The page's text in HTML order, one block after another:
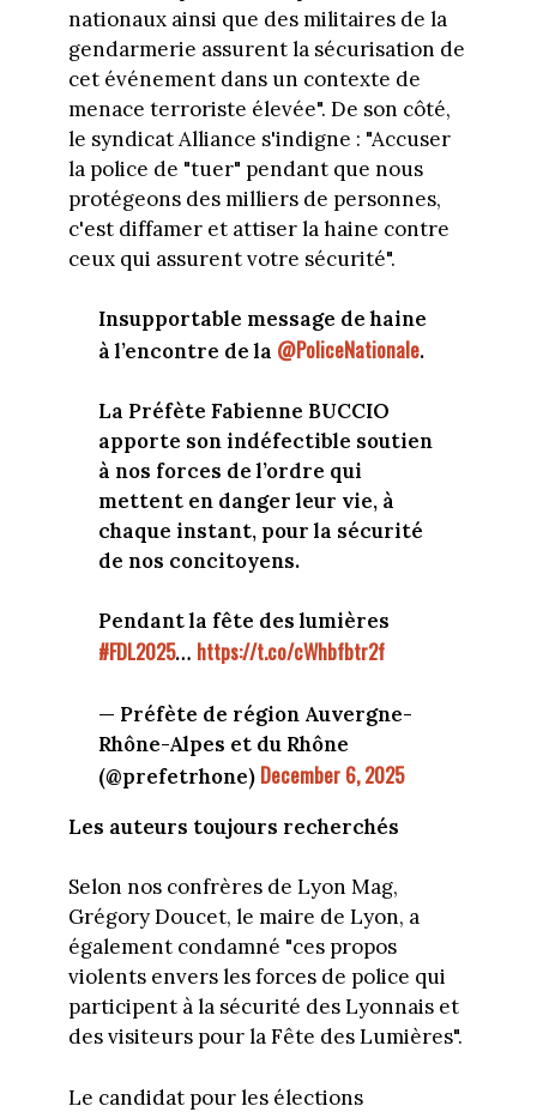
nationaux ainsi que des militaires de la
gendarmerie assurent la sécurisation de
cet événement dans un contexte de
menace terroriste élevée". De son côté,
le syndicat Alliance s'indigne : "Accuser
la police de "tuer" pendant que nous
protégeons des milliers de personnes,
c'est diffamer et attiser la haine contre
ceux qui assurent votre sécurité".
Insupportable message de haine
à l’encontre de la @PoliceNationale.
La Préfète Fabienne BUCCIO
apporte son indéfectible soutien
à nos forces de l’ordre qui
mettent en danger leur vie, à
chaque instant, pour la sécurité
de nos concitoyens.
Pendant la fête des lumières
#FDL2025… https://t.co/cWhbfbtr2f
— Préfète de région Auvergne-
Rhône-Alpes et du Rhône
(@prefetrhone) December 6, 2025
Les auteurs toujours recherchés
Selon nos confrères de Lyon Mag,
Grégory Doucet, le maire de Lyon, a
également condamné "ces propos
violents envers les forces de police qui
participent à la sécurité des Lyonnais et
des visiteurs pour la Fête des Lumières".
Le candidat pour les élections